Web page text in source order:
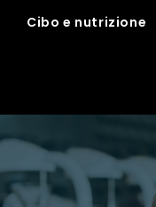
Cibo e nutrizione